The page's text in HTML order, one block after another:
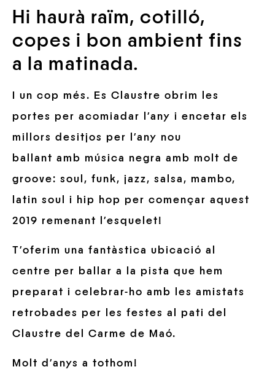
Hi haurà raïm, cotilló,
copes i bon ambient fins
a la matinada.
I un cop més. Es Claustre obrim les
portes per acomiadar l’any i encetar els
millors desitjos per l’any nou
ballant amb música negra amb molt de
groove: soul, funk, jazz, salsa, mambo,
latin soul i hip hop per començar aquest
2019 remenant l’esquelet!
T’oferim una fantàstica ubicació al
centre per ballar a la pista que hem
preparat i celebrar-ho amb les amistats
retrobades per les festes al pati del
Claustre del Carme de Maó.
Molt d’anys a tothom!